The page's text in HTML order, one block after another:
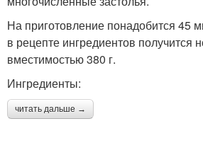
На приготовление понадобится 45
в рецепте ингредиентов получится
вместимостью 380 г.
Ингредиенты:
читать дальше →